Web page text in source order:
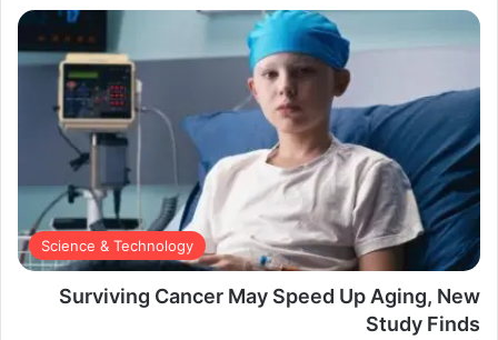
Science & Technology
Surviving Cancer May Speed Up Aging, New
Study Finds